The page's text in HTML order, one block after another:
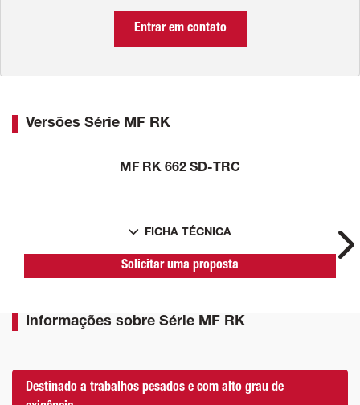
Entrar em contato
Versões Série MF RK
MF RK 662 SD-TRC
FICHA TÉCNICA
Solicitar uma proposta
Informações sobre Série MF RK
Destinado a trabalhos pesados e com alto grau de